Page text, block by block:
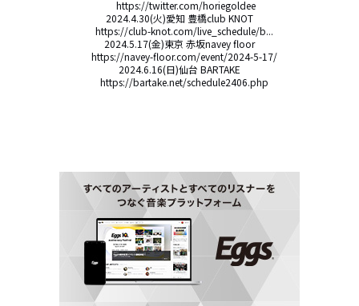
2024.4.30(火)愛知 豊橋club KNOT
https://club-knot.com/live_schedule/b...
2024.5.17(金)東京 赤坂navey floor
https://navey-floor.com/event/2024-5-17/
2024.6.16(日)仙台 BARTAKE
https://bartake.net/schedule2406.php